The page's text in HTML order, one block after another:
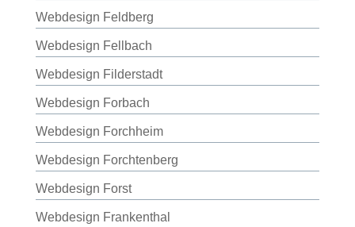
Webdesign Feldberg
Webdesign Fellbach
Webdesign Filderstadt
Webdesign Forbach
Webdesign Forchheim
Webdesign Forchtenberg
Webdesign Forst
Webdesign Frankenthal